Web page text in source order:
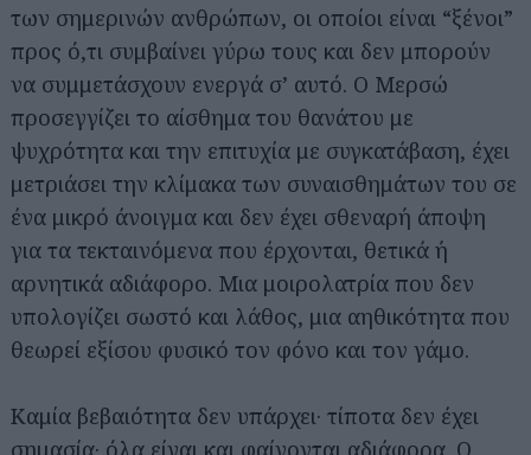
των σημερινών ανθρώπων, οι οποίοι είναι “ξένοι”
προς ό,τι συμβαίνει γύρω τους και δεν μπορούν
να συμμετάσχουν ενεργά σ’ αυτό. Ο Μερσώ
προσεγγίζει το αίσθημα του θανάτου με
ψυχρότητα και την επιτυχία με συγκατάβαση, έχει
μετριάσει την κλίμακα των συναισθημάτων του σε
ένα μικρό άνοιγμα και δεν έχει σθεναρή άποψη
για τα τεκταινόμενα που έρχονται, θετικά ή
αρνητικά αδιάφορο. Μια μοιρολατρία που δεν
υπολογίζει σωστό και λάθος, μια αηθικότητα που
θεωρεί εξίσου φυσικό τον φόνο και τον γάμο.
Καμία βεβαιότητα δεν υπάρχει· τίποτα δεν έχει
σημασία· όλα είναι και φαίνονται αδιάφορα. Ο